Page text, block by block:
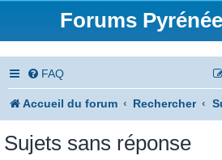
Forums
FAQ
Accueil du forum Rechercher
Sujets sans réponse